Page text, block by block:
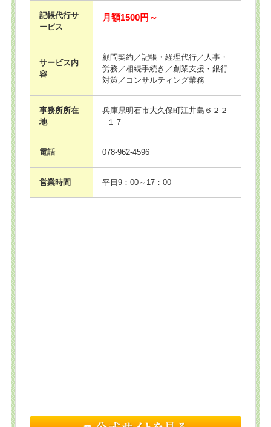
記帳代行サ
ービス
月額1500円～
サービス内
容
顧問契約／記帳・経理代行／人事・
労務／相続手続き／創業支援・銀行
対策／コンサルティング業務
事務所所在
地
兵庫県明石市大久保町江井島６２２
−１７
電話 078-962-4596
営業時間 平日9：00～17：00